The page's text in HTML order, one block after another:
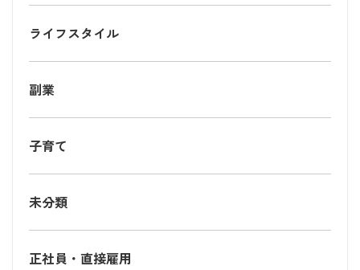
ライフスタイル
副業
子育て
未分類
正社員・直接雇用